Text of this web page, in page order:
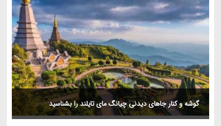
گوشه و کنار جاهای دیدنی چیانگ مای تایلند را بشناسید